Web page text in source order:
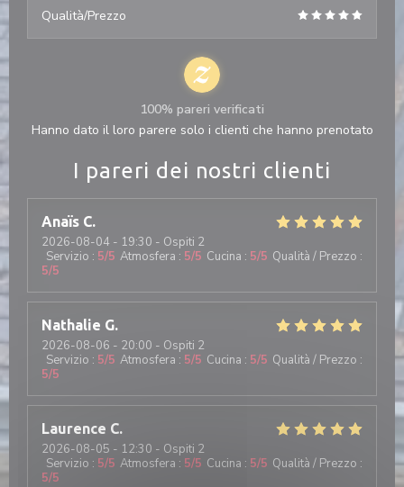
I pareri dei nostri clienti
Anaïs C
2026-08-04 - 19:30 - Ospiti 2
Servizio : 5/5 Atmosfera : 5/5 Cucina : 5/5 Qualità / Prezzo :
5/5
Nathalie G
2026-08-06 - 20:00 - Ospiti 2
Servizio : 5/5 Atmosfera : 5/5 Cucina : 5/5 Qualità / Prezzo :
5/5
Laurence C
2026-08-05 - 12:30 - Ospiti 2
Servizio : 5/5 Atmosfera : 5/5 Cucina : 5/5 Qualità / Prezzo :
5/5
Qualità/Prezzo
100% pareri verificati
Hanno dato il loro parere solo i clienti che hanno prenotato